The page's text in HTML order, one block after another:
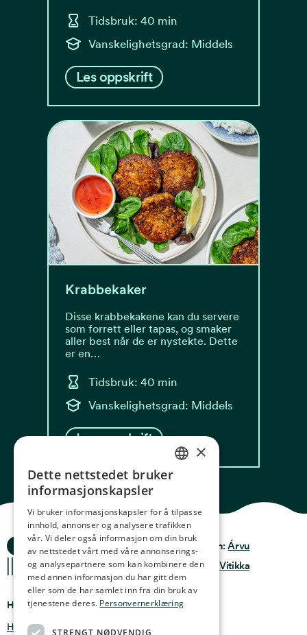
Tidsbruk: 40 min
Vanskelighetsgrad: Middels
Les oppskrift
Krabbekaker
Disse krabbekakene kan du servere
som forrett eller tapas, og smaker
aller best når de er nystekte. Dette
er en…
Tidsbruk: 40 min
Vanskelighetsgrad: Middels
Les oppskrift
Ocean Stories
Hvor finner du oss
Holmen 4b, 9750 Honningsvåg, Norge
Privacy & Policy
Terms & conditions
Design:Árvu
Kode:Vitikka
NORWEGIAN
GERMAN
FRENCH
SPANISH
FINNISH
×
Dette nettstedet bruker
informasjonskapsler
Vi bruker informasjonskapsler for å tilpasse
innhold, annonser og analysere trafikken
vår. Vi deler også informasjon om din bruk
av nettstedet vårt med våre annonserings-
og analysepartnere som kan kombinere den
med annen informasjon du har gitt dem
eller som de har samlet inn fra din bruk av
tjenestene deres. Personvernerklæring
STRENGT NØDVENDIG